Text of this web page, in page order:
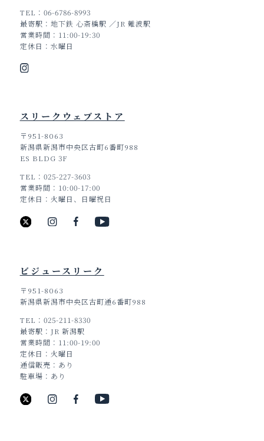
TEL
06-6786-8993
最寄駅
地下鉄 心斎橋駅 ／JR 難波駅
営業時間
11:00-19:30
定休日
水曜日
スリークウェブストア
〒951-8063
新潟県新潟市中央区古町6番町988
ES BLDG 3F
TEL
025-227-3603
営業時間
10:00-17:00
定休日
火曜日、日曜祝日
ビジュースリーク
〒951-8063
新潟県新潟市中央区古町通6番町988
TEL
025-211-8330
最寄駅
JR 新潟駅
営業時間
11:00-19:00
定休日
火曜日
通信販売
あり
駐車場
あり